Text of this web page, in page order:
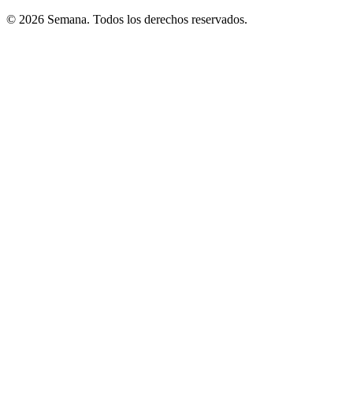
© 2026 Semana. Todos los derechos reservados.